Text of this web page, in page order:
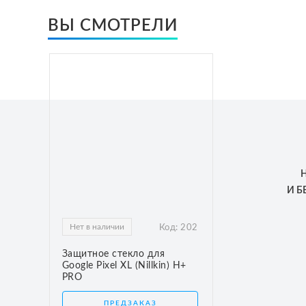
ВЫ СМОТРЕЛИ
Нет в наличии Код: 202
Защитное стекло для
Google Pixel XL (Nillkin) H+
PRO
ПРЕДЗАКАЗ
И